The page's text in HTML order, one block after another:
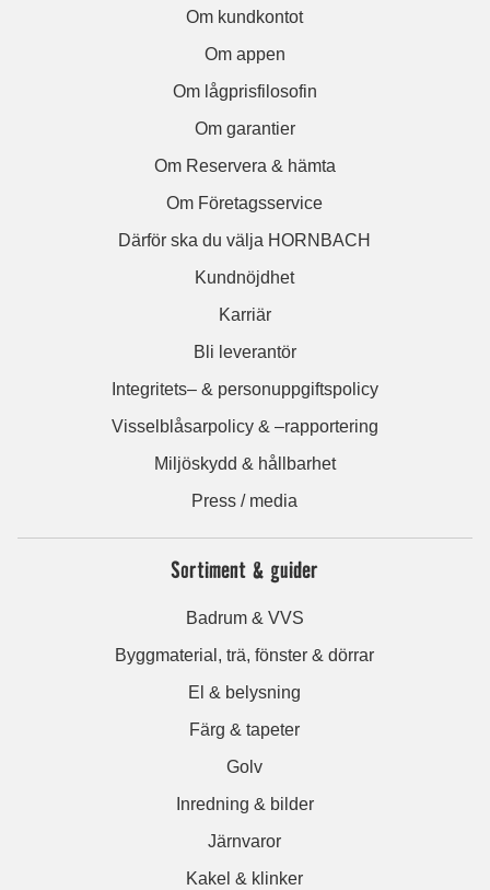
Om kundkontot
Om appen
Om lågprisfilosofin
Om garantier
Om Reservera & hämta
Om Företagsservice
Därför ska du välja HORNBACH
Kundnöjdhet
Karriär
Bli leverantör
Integritets– & personuppgiftspolicy
Visselblåsarpolicy & –rapportering
Miljöskydd & hållbarhet
Press / media
Sortiment & guider
Badrum & VVS
Byggmaterial, trä, fönster & dörrar
El & belysning
Färg & tapeter
Golv
Inredning & bilder
Järnvaror
Kakel & klinker